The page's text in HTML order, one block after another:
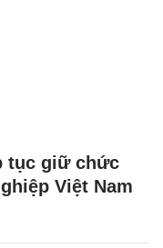
tục giữ chức
Việt Nam